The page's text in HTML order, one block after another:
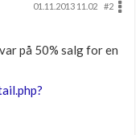
01.11.2013 11.02
#2
på 50% salg for en